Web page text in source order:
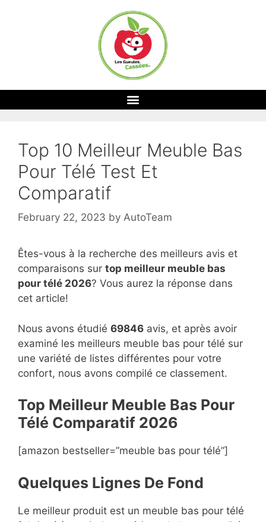
Top 10 Meilleur Meuble Bas
Pour Télé Test Et
Comparatif
February 22, 2023 by AutoTeam
Êtes-vous à la recherche des meilleurs avis et
comparaisons sur top meilleur meuble bas
pour télé 2026? Vous aurez la réponse dans
cet article!
Nous avons étudié 69846 avis, et après avoir
examiné les meilleurs meuble bas pour télé sur
une variété de listes différentes pour votre
confort, nous avons compilé ce classement.
Top Meilleur Meuble Bas Pour
Télé Comparatif 2026
[amazon bestseller=”meuble bas pour télé”]
Quelques Lignes De Fond
Le meilleur produit est un meuble bas pour télé